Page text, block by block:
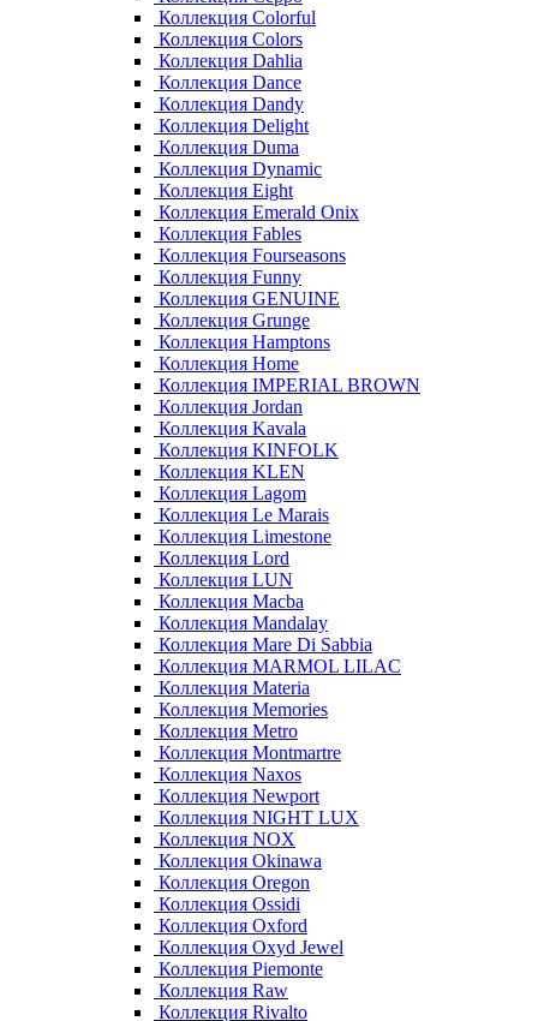
Коллекция Colorful
Коллекция Colors
Коллекция Dahlia
Коллекция Dance
Коллекция Dandy
Коллекция Delight
Коллекция Duma
Коллекция Dynamic
Коллекция Eight
Коллекция Emerald Onix
Коллекция Fables
Коллекция Fourseasons
Коллекция Funny
Коллекция GENUINE
Коллекция Grunge
Коллекция Hamptons
Коллекция Home
Коллекция IMPERIAL BROWN
Коллекция Jordan
Коллекция Kavala
Коллекция KINFOLK
Коллекция KLEN
Коллекция Lagom
Коллекция Le Marais
Коллекция Limestone
Коллекция Lord
Коллекция LUN
Коллекция Macba
Коллекция Mandalay
Коллекция Mare Di Sabbia
Коллекция MARMOL LILAC
Коллекция Materia
Коллекция Memories
Коллекция Metro
Коллекция Montmartre
Коллекция Naxos
Коллекция Newport
Коллекция NIGHT LUX
Коллекция NOX
Коллекция Okinawa
Коллекция Oregon
Коллекция Ossidi
Коллекция Oxford
Коллекция Oxyd Jewel
Коллекция Piemonte
Коллекция Raw
Коллекция Rivalto